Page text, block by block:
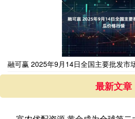
融可赢 2025年9月14日全国主要批发市
最新文章